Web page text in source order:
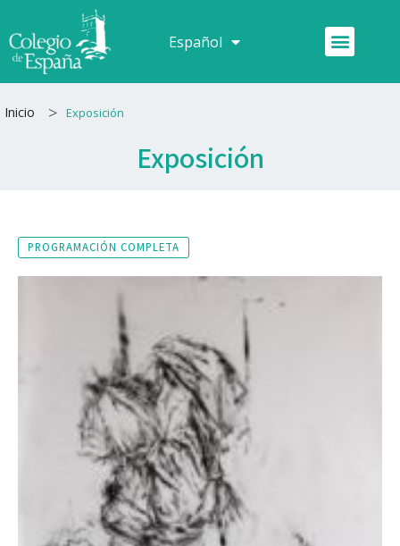
al
contenido
Español
Français Menú
Inicio > Exposición
Exposición
PROGRAMACIÓN COMPLETA